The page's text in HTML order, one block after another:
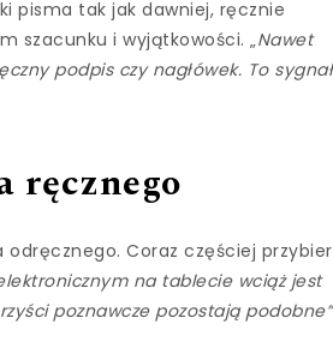
pisma tak jak dawniej, ręcznie
szacunku i wyjątkowości. „Nawet
podpis czy nagłówek. To sygnał
ręcznego
Coraz częściej
na tablecie wciąż jest
poznawcze pozostają podobne”